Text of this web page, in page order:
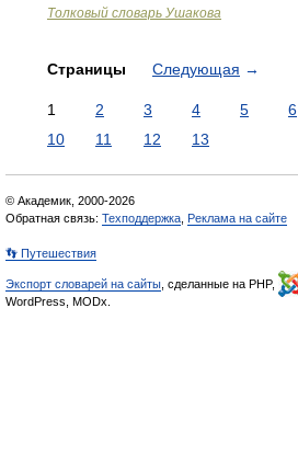
Толковый словарь Ушакова
Страницы Следующая →
1 2 3 4 5 6
10
11 12 13
© Академик, 2000-2026
Обратная связь: Техподдержка Реклама на сайте
👣 Путешествия
Экспорт словарей на сайты , сделанные на PHP,
WordPress, MODx.